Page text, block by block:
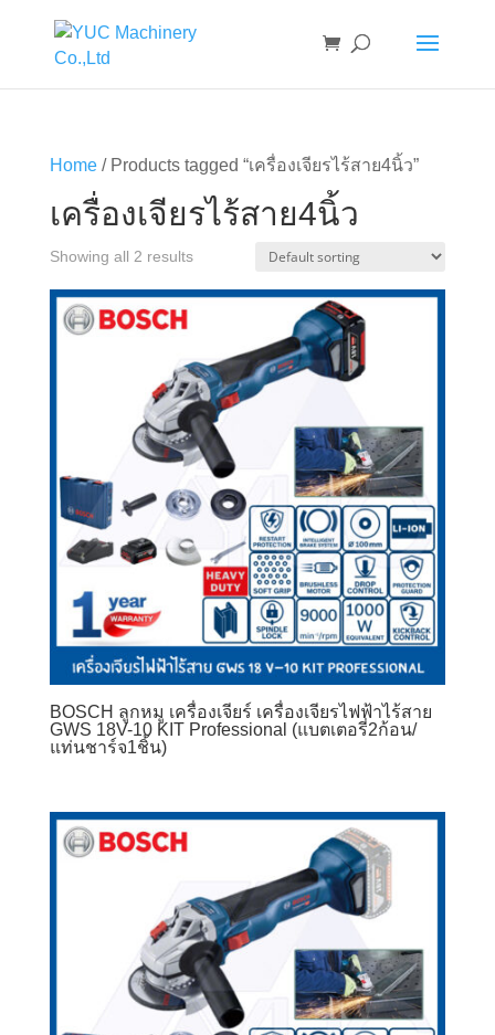
Home/ Products tagged “เครื่องเจียรไร้สาย4นิ้ว”
เครื่องเจียรไร้สาย4นิ้ว
Showing all 2 results
BOSCH ลูกหมู เครื่องเจียร์ เครื่องเจียรไฟฟ้าไร้สาย
GWS 18V-10 KIT Professional (แบตเตอรี่2ก้อน/
แท่นชาร์จ1ชิ้น)